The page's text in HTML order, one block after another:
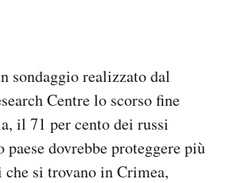
sondaggio realizzato dal
Centre lo scorso fine
il 71 per cento dei russi
dovrebbe proteggere più
si trovano in Crimea,